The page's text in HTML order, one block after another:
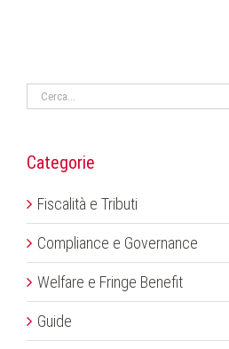
Cerca
per:
Categorie
Fiscalità e Tributi
Compliance e Governance
Welfare e Fringe Benefit
Guide